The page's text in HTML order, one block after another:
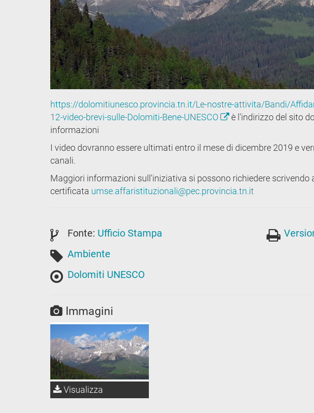
https://dolomitiunesco.provincia.tn.it/Le-nostre-attivita/Bandi/
12-video-brevi-sulle-Dolomiti-Bene-UNESCO
è l'indirizzo del sito
informazioni
I video dovranno essere ultimati entro il mese di dicembre 2019 e
canali.
Maggiori informazioni sull'iniziativa si possono richiedere scrivendo
certificata umse.affaristituzionali@pec.provincia.tn.it
Fonte: Ufficio Stampa
Ambiente
Dolomiti UNESCO
Immagini
Visualizza